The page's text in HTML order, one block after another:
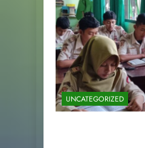
UNCATEGORIZED